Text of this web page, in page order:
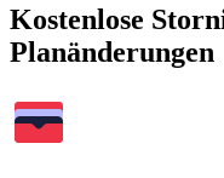
Kostenlose
Planänderungen